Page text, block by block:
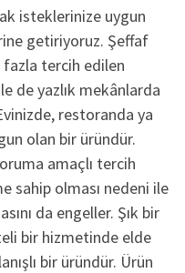
isteklerinize uygun
getiriyoruz. Şeffaf
tercih edilen
de yazlık mekânlarda
restoranda ya
olan bir üründür.
amaçlı tercih
sahip olması nedeni ile
da engeller. Şık bir
bir hizmetinde elde
bir üründür. Ürün